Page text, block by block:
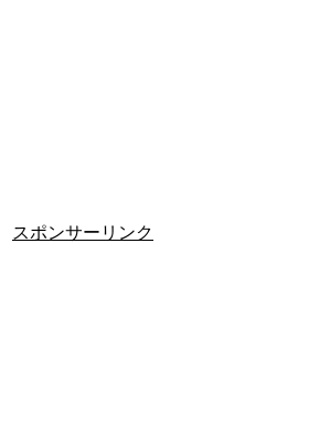
スポンサーリンク